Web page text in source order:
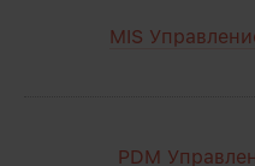
MIS
PDM